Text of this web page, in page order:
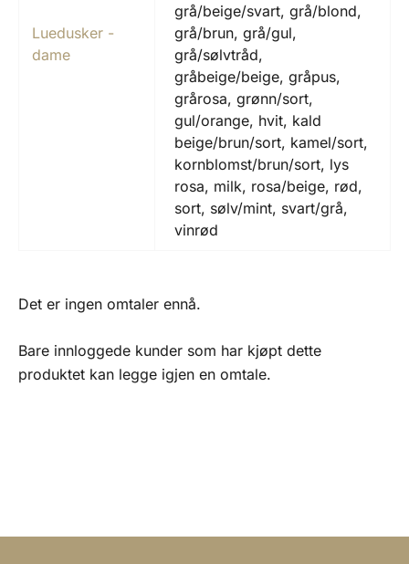
Luedusker -
dame
grå/beige/svart, grå/blond,
grå/brun, grå/gul,
grå/sølvtråd,
gråbeige/beige, gråpus,
grårosa, grønn/sort,
gul/orange, hvit, kald
beige/brun/sort, kamel/sort,
kornblomst/brun/sort, lys
rosa, milk, rosa/beige, rød,
sort, sølv/mint, svart/grå,
vinrød
Det er ingen omtaler ennå.
Bare innloggede kunder som har kjøpt dette
produktet kan legge igjen en omtale.